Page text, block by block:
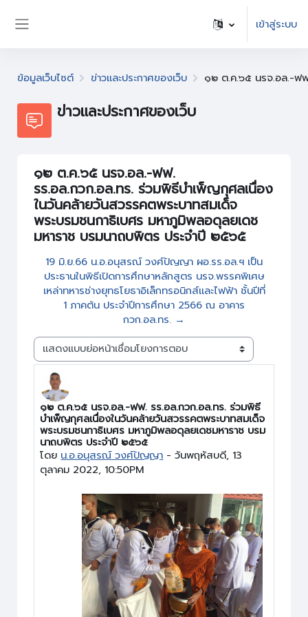
เข้าสู่ระบบ
ข้อมูลเว็บไซต์ ข่าวและประกาศของเว็บ ๑๒ ต.ค.๖๕ นรจ.อล.-ฟฟ
ข่าวและประกาศของเว็บ
๑๒ ต.ค.๖๕ นรจ.อล.-ฟฟ.
รร.อล.กวก.อล.ทร. ร่วมพิธีบำเพ็ญกุศลเนื่อง
ในวันคล้ายวันสวรรคตพระบาทสมเด็จ
พระบรมชนกาธิเบศร มหาภูมิพลอดุลยเดช
มหาราช บรมนาถบพิตร ประจำปี ๒๕๖๕
19 มิ.ย.66 น.อ.อนุสรณ์ วงศ์ปัญญา ผอ.รร.อล.ฯ เป็น
ประธานในพิธีเปิดการศึกษาหลักสูตร นรจ.พรรคพิเศษ
เหล่าทหารช่างยุทธโยธาอิเล็กทรอนิกส์และไฟฟ้า ชั้นปีที่
1 ภาคต้น ประจำปีการศึกษา 2566 ณ อาคาร
กวก.อล.ทร. →
Display mode
๑๒ ต.ค.๖๕ นรจ.อล.-ฟฟ. รร.อล.กวก.อล.ทร. ร่วมพิธี
บำเพ็ญกุศลเนื่องในวันคล้ายวันสวรรคตพระบาทสมเด็จ
พระบรมชนกาธิเบศร มหาภูมิพลอดุลยเดชมหาราช บรม
นาถบพิตร ประจำปี ๒๕๖๕
โดย น.อ.อนุสรณ์ วงศ์ปัญญา -วันพฤหัสบดี, 13
ตุลาคม 2022, 10:50PM
Number of replies: 0